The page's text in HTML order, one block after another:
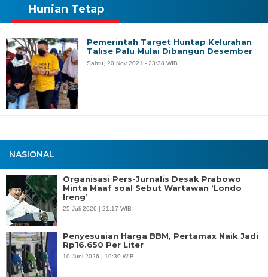
NASIONAL
Organisasi Pers-Jurnalis Desak Prabowo
Minta Maaf soal Sebut Wartawan ‘Londo
Ireng’
25 Juli 2026 | 21:17 WIB
Penyesuaian Harga BBM, Pertamax Naik Jadi
Rp16.650 Per Liter
10 Juni 2026 | 10:30 WIB
Hunian Tetap
Pemerintah Target Huntap Kelurahan
Talise Palu Mulai Dibangun Desember
Sabtu, 20 Nov 2021 - 23:38 WIB